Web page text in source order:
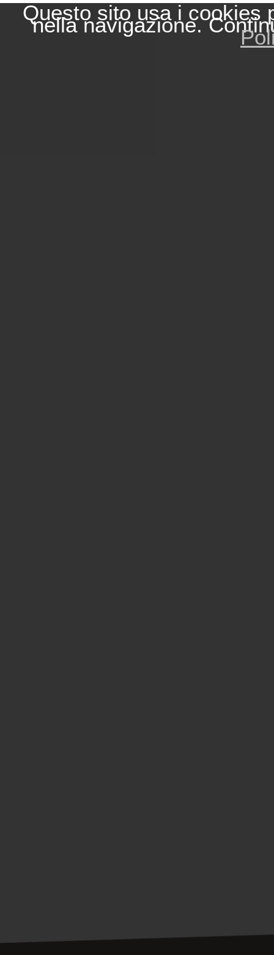
Questo sito usa i cookies
nella navigazione.